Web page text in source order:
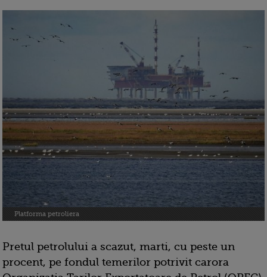
Platforma petroliera
Pretul petrolului a scazut, marti, cu peste un
procent, pe fondul temerilor potrivit carora